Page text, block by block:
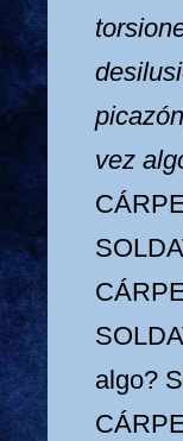
vez
algo?